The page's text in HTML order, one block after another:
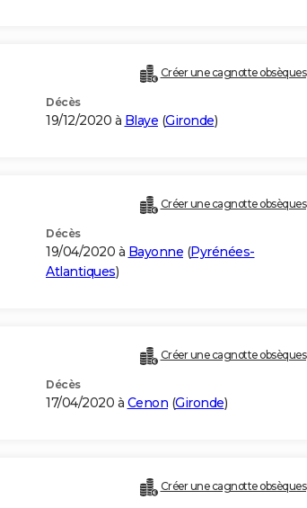
Créer une cagnotte obsèques
Décès
19/12/2020 à Blaye (Gironde)
Créer une cagnotte obsèques
Décès
19/04/2020 à Bayonne (Pyrénées-
Atlantiques)
Créer une cagnotte obsèques
Décès
17/04/2020 à Cenon (Gironde)
Créer une cagnotte obsèques